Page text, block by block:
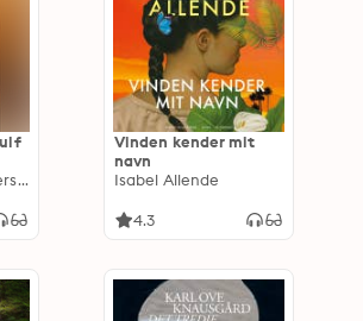
Susanne Clod Pedersen
Vinden kender mit
navn
Isabel Allende
4.3